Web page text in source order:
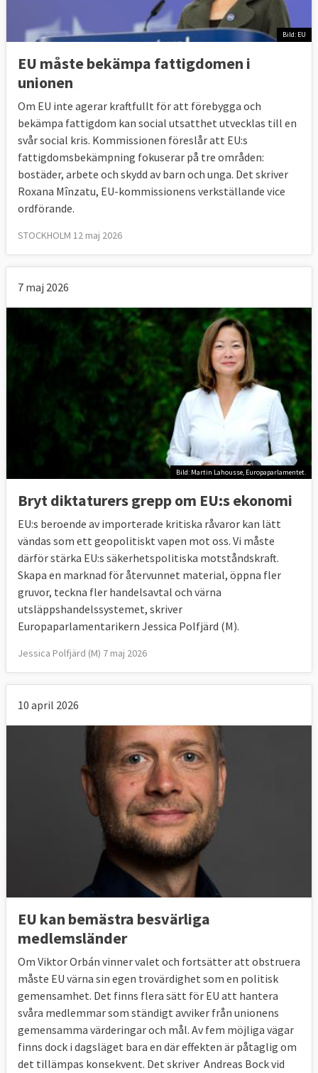
Bild: EU
EU måste bekämpa fattigdomen i
unionen
Om EU inte agerar kraftfullt för att förebygga och
bekämpa fattigdom kan social utsatthet utvecklas till en
svår social kris. Kommissionen föreslår att EU:s
fattigdomsbekämpning fokuserar på tre områden:
bostäder, arbete och skydd av barn och unga. Det skriver
Roxana Mînzatu, EU-kommissionens verkställande vice
ordförande.
STOCKHOLM 12 maj 2026
7 maj 2026
Bild: Martin Lahousse, Europaparlamentet.
Bryt diktaturers grepp om EU:s ekonomi
EU:s beroende av importerade kritiska råvaror kan lätt
vändas som ett geopolitiskt vapen mot oss. Vi måste
därför stärka EU:s säkerhetspolitiska motståndskraft.
Skapa en marknad för återvunnet material, öppna fler
gruvor, teckna fler handelsavtal och värna
utsläppshandelssystemet, skriver
Europaparlamentarikern Jessica Polfjärd (M).
Jessica Polfjärd (M) 7 maj 2026
10 april 2026
EU kan bemästra besvärliga
medlemsländer
Om Viktor Orbán vinner valet och fortsätter att obstruera
måste EU värna sin egen trovärdighet som en politisk
gemensamhet. Det finns flera sätt för EU att hantera
svåra medlemmar som ständigt avviker från unionens
gemensamma värderingar och mål. Av fem möjliga vägar
finns dock i dagsläget bara en där effekten är påtaglig om
det tillämpas konsekvent. Det skriver Andreas Bock vid